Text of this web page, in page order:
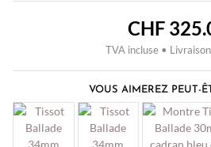
CHF
TVA incluse •
VOUS AIMEREZ PEUT-